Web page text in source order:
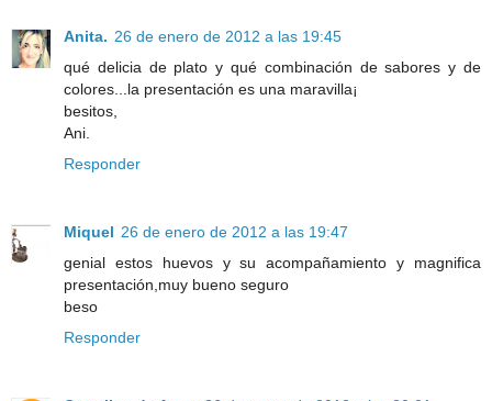
Anita. 26 de enero de 2012 a las 19:45
qué delicia de plato y qué combinación de sabores y de
colores...la presentación es una maravilla¡
besitos,
Ani.
Responder
Miquel 26 de enero de 2012 a las 19:47
genial estos huevos y su acompañamiento y magnifica
presentación,muy bueno seguro
beso
Responder